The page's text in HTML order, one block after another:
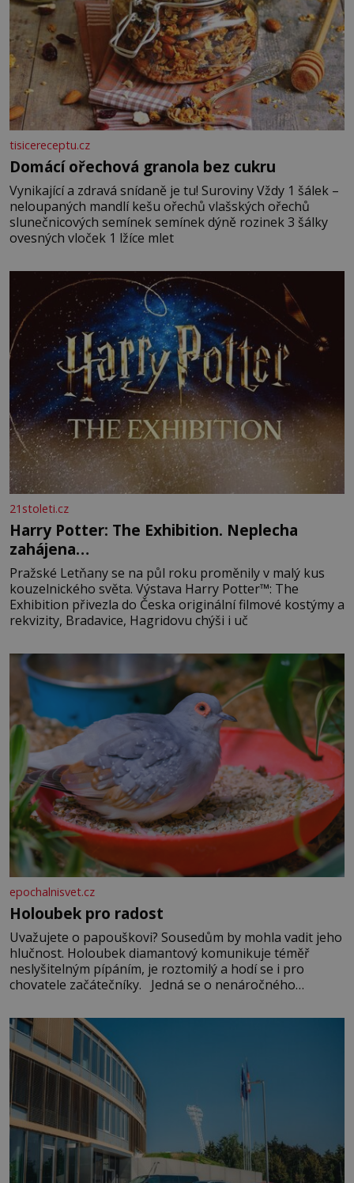
tisicereceptu.cz
Domácí ořechová granola bez cukru
Vynikající a zdravá snídaně je tu! Suroviny Vždy 1 šálek –
neloupaných mandlí kešu ořechů vlašských ořechů
slunečnicových semínek semínek dýně rozinek 3 šálky
ovesných vloček 1 lžíce mlet
21stoleti.cz
Harry Potter: The Exhibition. Neplecha
zahájena…
Pražské Letňany se na půl roku proměnily v malý kus
kouzelnického světa. Výstava Harry Potter™: The
Exhibition přivezla do Česka originální filmové kostýmy a
rekvizity, Bradavice, Hagridovu chýši i uč
epochalnisvet.cz
Holoubek pro radost
Uvažujete o papouškovi? Sousedům by mohla vadit jeho
hlučnost. Holoubek diamantový komunikuje téměř
neslyšitelným pípáním, je roztomilý a hodí se i pro
chovatele začátečníky. Jedná se o nenáročného
času tráví na zemi, kde sbírá zbytky semínek Jeho
domovinou je prakticky celá Austrálie s výjimkou
pobřežní oblasti.